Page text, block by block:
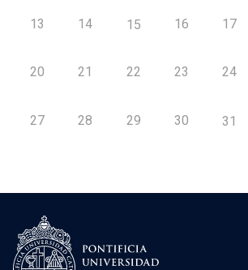
13 14 15 16 17
20 21 22 23 24
27 28 29 30 31